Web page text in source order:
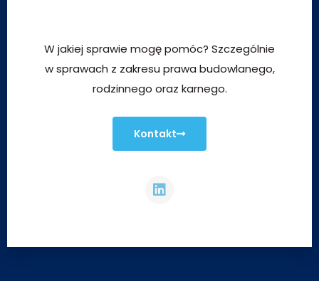
W jakiej sprawie mogę pomóc? Szczególnie
w sprawach z zakresu prawa budowlanego,
rodzinnego oraz karnego.
Kontakt